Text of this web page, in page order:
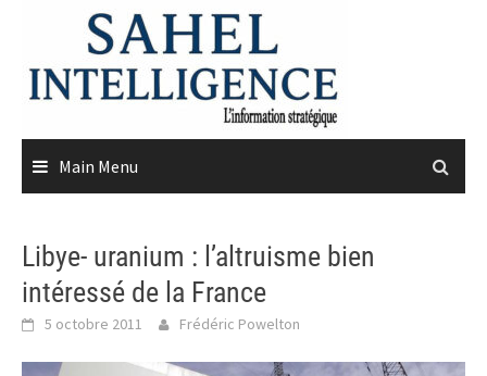
content
Main Menu
Libye- uranium : l’altruisme bien
intéressé de la France
5 octobre 2011 Frédéric Powelton